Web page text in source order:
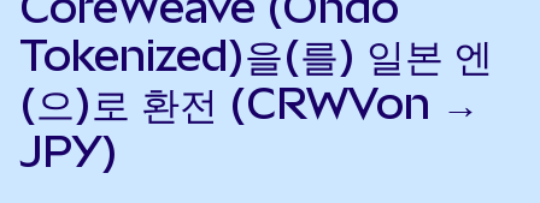
Tokenized)을(를) 일본 엔
(으)로 환전 (CRWVon →
JPY)